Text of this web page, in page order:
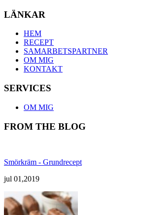
LÄNKAR
HEM
RECEPT
SAMARBETSPARTNER
OM MIG
KONTAKT
SERVICES
OM MIG
FROM THE BLOG
Smörkräm - Grundrecept
jul 01,2019